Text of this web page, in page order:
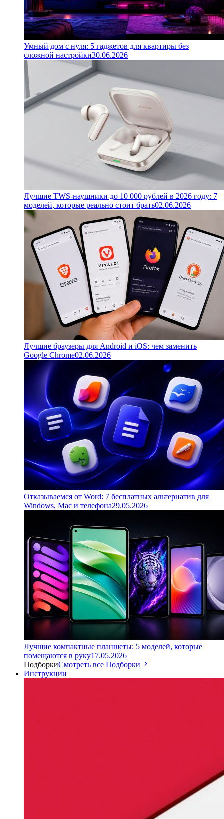
Умный дом с нуля: 5 гаджетов для квартиры без
сложной настройки30.06.2026
Лучшие TWS-наушники до 10 000 рублей в 2026 году: 7
моделей, которые реально стоит брать02.06.2026
Лучшие браузеры для Android и iOS: чем заменить
Google Chrome02.06.2026
Отказываемся от Word: 7 бесплатных альтернатив для
Windows, Mac и телефона29.05.2026
Лучшие компактные планшеты: 5 моделей, которые
помещаются в руку17.05.2026
ПодборкиСмотреть все Подборки
Инструкции